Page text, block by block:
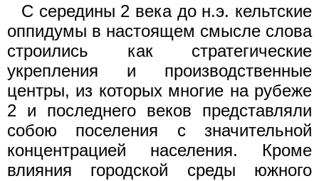
С середины 2 века до н.э. кельтские
оппидумы в настоящем смысле слова
строились как стратегические
укрепления и производственные
центры, из которых многие на рубеже
2 и последнего веков представляли
собою поселения с значительной
концентрацией населения. Кроме
влияния городской среды южного